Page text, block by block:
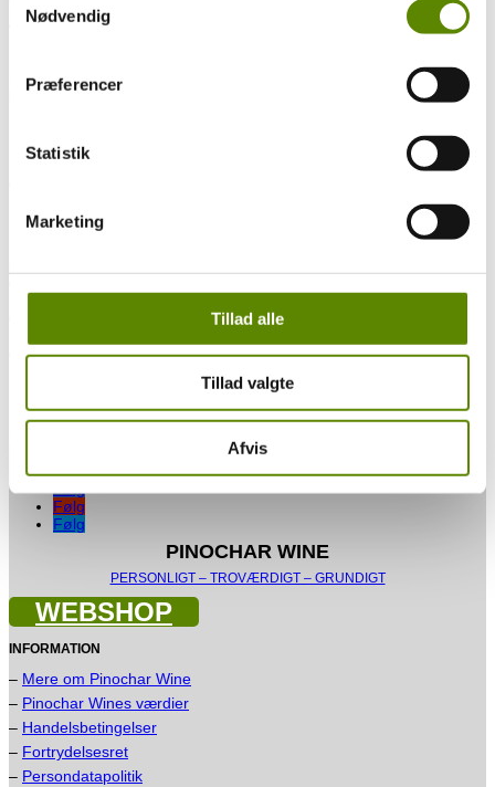
Nødvendig
Præferencer
Statistik
Marketing
Tillad alle
Tillad valgte
Afvis
Listen er ikke nødvendigvis 100% opdateret, da der løbende sker
Men skulle du få lyst til at besøge denne appellation, så kan du se,
Og skulle jeg importerer vin fra en af producenterne, så er navnet
om producenten, og vinene jeg importerer derfra.
Domaine de la Romanee Conti – 21700 VOSNE-ROMANEE
Det er en såkaldt monopol mark med blot én ejer.
Følg
Følg
Følg
PINOCHAR WINE
PERSONLIGT – TROVÆRDIGT – GRUNDIGT
WEBSHOP
INFORMATION
– Mere om Pinochar Wine
– Pinochar Wines værdier
– Handelsbetingelser
– Fortrydelsesret
– Persondatapolitik